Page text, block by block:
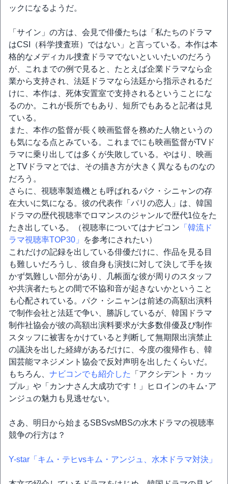
ックになるようだ。
「サイン」の方は、会見で俳優たちは「私たちのドラマ
はCSI（科学捜査班）ではない」と言っている。本作は本
格的なメディカル捜査ドラマでないといいたいのだろう
が、これまでの例で見ると、たとえば企業ドラマなら企
業から支持され、法廷ドラマなら法廷から指示されるだ
けに、本作は、死体安置室で支持されるということにな
るのか。これが長所でもあり、短所でもあると記者は見
ている。
また、本作の監督が長く映画監督を務めた人物というの
も気になる点とみている。これまでにも映画監督がTVド
ラマに乗り出しては多くが失敗している。やはり、映画
とTVドラマとでは、その描き方が大きく異なるものなの
だろう。
さらに、視聴率製造機とも呼ばれるパク・シニャンの存
在大いに気になる。彼の代表作「パリの恋人」は、韓国
ドラマの歴代視聴率でロマンスのジャンルで歴代1位をた
たき出している。（視聴率についてはナビコン 「韓流ド
ラマ視聴率TOP30」
を参考にされたい）
これだけの記録を出している俳優だけに、作品を見る目
も難しいだろうし、彼自身も演技に対して決して手を抜
かず気難しい部分があり、几帳面な彼が周りのスタッフ
や共演者たちとの間で不協和音が起きないかということ
も心配されている。パク・シニャンは前述の高額出演料
で制作会社と法廷で争い、勝訴しているが、韓国ドラマ
制作社協会が彼の高額出演料要求が大多数俳優及び制作
スタッフに被害をかけていると判断して無期限出演禁止
の議決を出した経緯があるだけに、今度の復帰作も、韓
国芸能マネジメント協会で反対声明を出したくらいだ。
もちろん、 ナビコンでも紹介した
「アクシデント・カッ
プル」や「カンナさん大成功です！」ヒロインのキム･ア
ンジュの魅力も見逃せない。
さあ、明日から始まるSBSvsMBSの水木ドラマの視聴率
競争の行方は？
Y-star「キム・テヒvsキム・アンジュ、水木ドラマ対決」